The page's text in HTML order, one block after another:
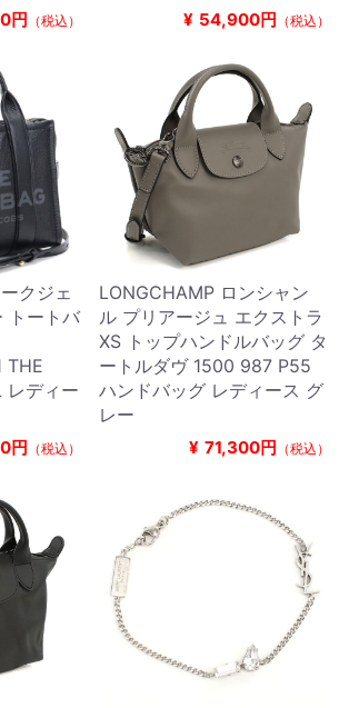
円 （税込） ¥ 54,900円 （税込）
クジェ
トートバ
THE
レディー
円 （税込）
LONGCHAMP ロンシャン
ル プリアージュ エクストラ
XS トップハンドルバッグ タ
ートルダヴ 1500 987 P55
ハンドバッグ レディース グ
レー
¥ 71,300円 （税込）